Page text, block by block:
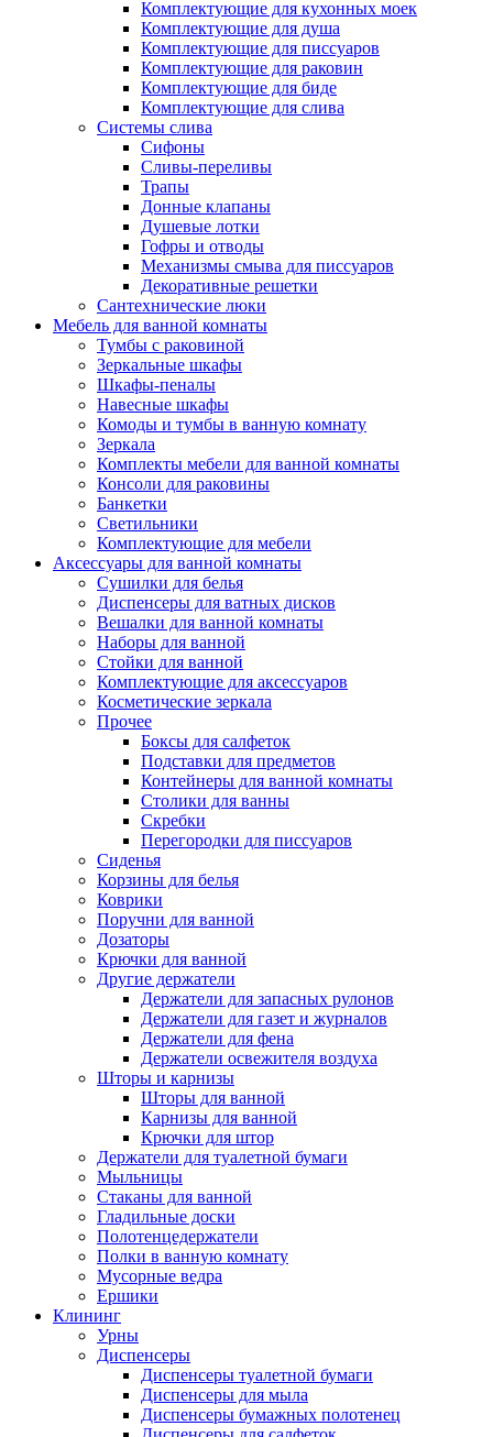
Комплектующие для кухонных моек
Комплектующие для душа
Комплектующие для писсуаров
Комплектующие для раковин
Комплектующие для биде
Комплектующие для слива
Системы слива
Сифоны
Сливы-переливы
Трапы
Донные клапаны
Душевые лотки
Гофры и отводы
Механизмы смыва для писсуаров
Декоративные решетки
Сантехнические люки
Мебель для ванной комнаты
Тумбы с раковиной
Зеркальные шкафы
Шкафы-пеналы
Навесные шкафы
Комоды и тумбы в ванную комнату
Зеркала
Комплекты мебели для ванной комнаты
Консоли для раковины
Банкетки
Светильники
Комплектующие для мебели
Аксессуары для ванной комнаты
Сушилки для белья
Диспенсеры для ватных дисков
Вешалки для ванной комнаты
Наборы для ванной
Стойки для ванной
Комплектующие для аксессуаров
Косметические зеркала
Прочее
Боксы для салфеток
Подставки для предметов
Контейнеры для ванной комнаты
Столики для ванны
Скребки
Перегородки для писсуаров
Сиденья
Корзины для белья
Коврики
Поручни для ванной
Дозаторы
Крючки для ванной
Другие держатели
Держатели для запасных рулонов
Держатели для газет и журналов
Держатели для фена
Держатели освежителя воздуха
Шторы и карнизы
Шторы для ванной
Карнизы для ванной
Крючки для штор
Держатели для туалетной бумаги
Мыльницы
Стаканы для ванной
Гладильные доски
Полотенцедержатели
Полки в ванную комнату
Мусорные ведра
Ершики
Клининг
Урны
Диспенсеры
Диспенсеры туалетной бумаги
Диспенсеры для мыла
Диспенсеры бумажных полотенец